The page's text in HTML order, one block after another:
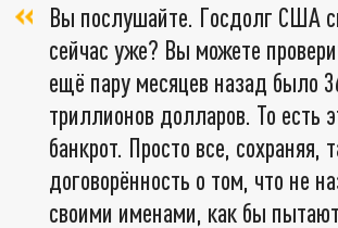
Вы послушайте. Госдолг США
сейчас уже? Вы можете
ещё пару месяцев назад было
триллионов долларов. То есть
банкрот. Просто все, сохраняя,
договорённость о том, что не
своими именами, как бы